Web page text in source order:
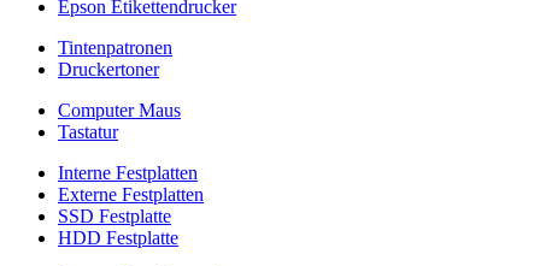
Epson Etikettendrucker
Tintenpatronen
Druckertoner
Computer Maus
Tastatur
Interne Festplatten
Externe Festplatten
SSD Festplatte
HDD Festplatte